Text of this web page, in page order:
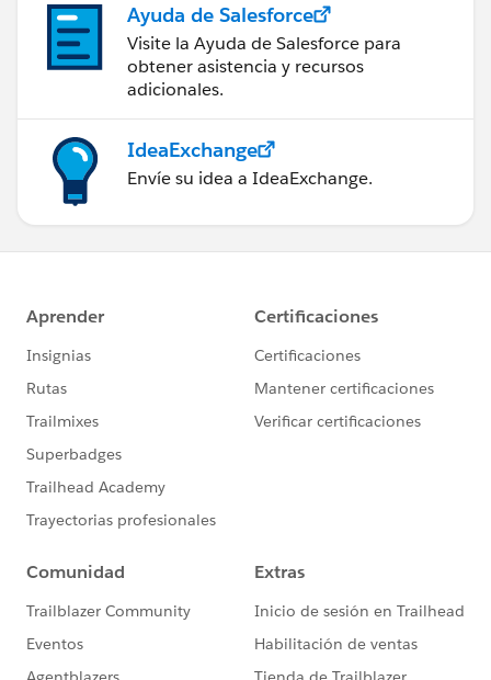
Ayuda de Salesforce
Visite la Ayuda de Salesforce para
obtener asistencia y recursos
adicionales.
IdeaExchange
Envíe su idea a IdeaExchange.